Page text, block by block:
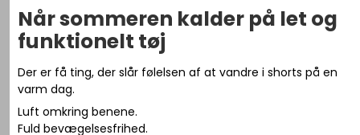
Når sommeren kalder på let og
funktionelt tøj
Der er få ting, der slår følelsen af at vandre i shorts på en
varm dag.
Luft omkring benene.
Fuld bevægelsesfrihed.